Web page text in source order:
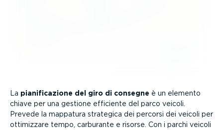
La piani­fi­ca­zione del giro di consegne è un elemento
chiave per una gestione efficiente del parco veicoli.
Prevede la mappatura strategica dei percorsi dei veicoli per
ottimizzare tempo, carburante e risorse. Con i parchi veicoli